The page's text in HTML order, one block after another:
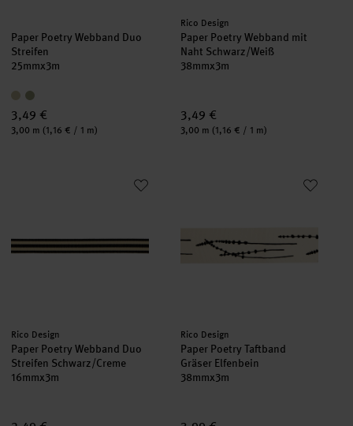
Paper Poetry Webband Duo
Streifen
25mmx3m
3,49 €
Inhalt:
3,00 m (1,16 € / 1 m)
Hersteller:
Rico Design
Paper Poetry Webband mit
Naht Schwarz/Weiß
38mmx3m
3,49 €
Inhalt:
3,00 m (1,16 € / 1 m)
Paper Poetry Webband Duo Streifen Schwarz/Creme
Hersteller:
Rico Design
Paper Poetry Webband Duo
Streifen Schwarz/Creme
16mmx3m
Paper Poetry Taftband Gräser
Hersteller:
Rico Design
Paper Poetry Taftband
Gräser Elfenbein
38mmx3m